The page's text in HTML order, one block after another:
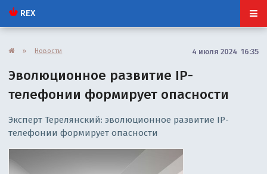
REX
» Новости 4 июля 2024 16:35
Эволюционное развитие IP-
телефонии формирует опасности
Эксперт Терелянский: эволюционное развитие IP-
телефонии формирует опасности